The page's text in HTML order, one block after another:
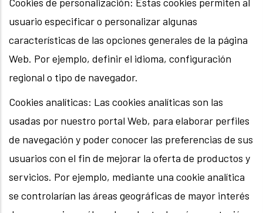
usuario especificar o personalizar algunas
características de las opciones generales de la página
Web. Por ejemplo, definir el idioma, configuración
regional o tipo de navegador.
Cookies analíticas: Las cookies analíticas son las
usadas por nuestro portal Web, para elaborar perfiles
de navegación y poder conocer las preferencias de sus
usuarios con el fin de mejorar la oferta de productos y
servicios. Por ejemplo, mediante una cookie analítica
se controlarían las áreas geográficas de mayor interés